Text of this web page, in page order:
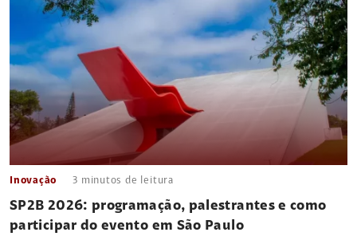
Inovação 3 minutos de leitura
SP2B 2026: programação, palestrantes e como
participar do evento em São Paulo